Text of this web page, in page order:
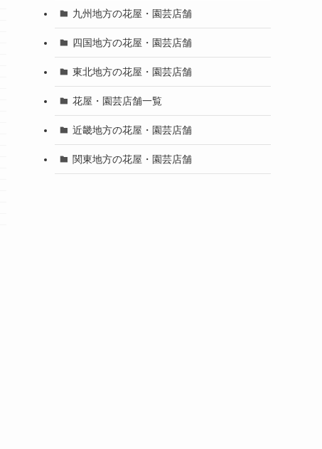
九州地方の花屋・園芸店舗
四国地方の花屋・園芸店舗
東北地方の花屋・園芸店舗
花屋・園芸店舗一覧
近畿地方の花屋・園芸店舗
関東地方の花屋・園芸店舗